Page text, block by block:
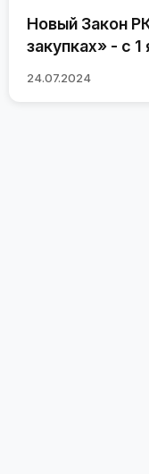
Новый Закон
закупках» - с
24.07.2024